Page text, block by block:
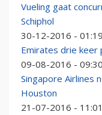
Vueling gaat
Schiphol
30-12-2016 - 01:19
Emirates drie keer
09-08-2016 - 09:30
Singapore Airlines
Houston
21-07-2016 - 11:01